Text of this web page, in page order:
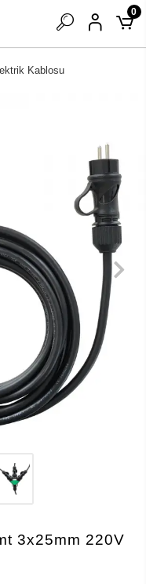
0
Kablosu
3x25mm 220V